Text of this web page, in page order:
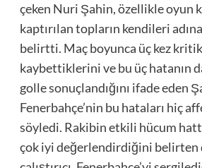
çeken Nuri Şahin, özellikle oyun
kaptırılan topların kendileri
belirtti. Maç boyunca üç kez
kaybettiklerini ve bu üç hatanın
golle sonuçlandığını ifade eden
Fenerbahçe’nin bu hataları hiç
söyledi. Rakibin etkili hücum
çok iyi değerlendirdiğini belirten